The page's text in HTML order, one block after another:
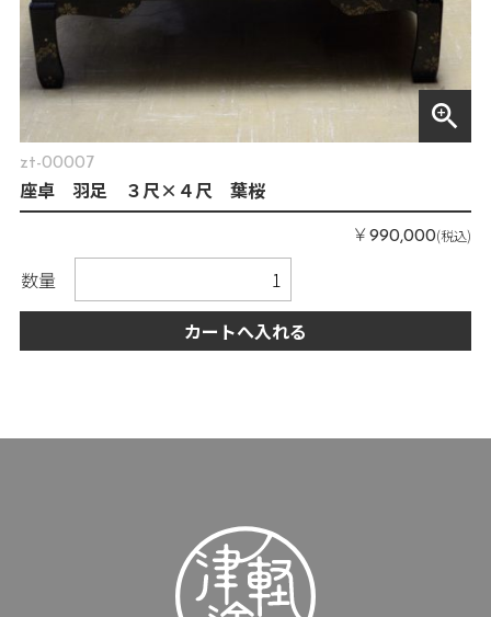
zoom_in
zt-00007
座卓 羽足 ３尺×４尺 葉桜
￥990,000(税込)
数量
カートへ入れる